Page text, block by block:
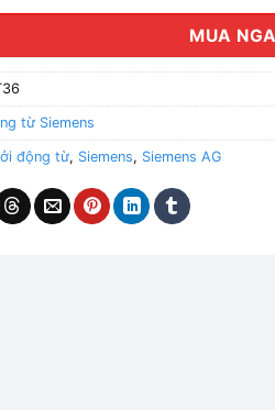
MUA
từ Siemens
động từ, Siemens, Siemens AG